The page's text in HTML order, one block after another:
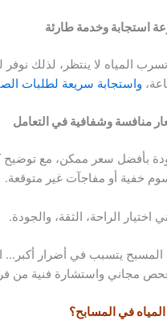
استجابة وخدمة طارئة
المياه لا ينتظر، لذلك
واستجابة سريعة لطلبات
منافسة وشفافية في التعامل
بأفضل سعر ممكن، مع توضيح
خفية أو مفاجآت غير متوقعة.
اختيار الراحة، الثقة، والجودة.
يتسبب في أضرار أكبر…
مجاني واستشارة فنية من
في المسابح؟